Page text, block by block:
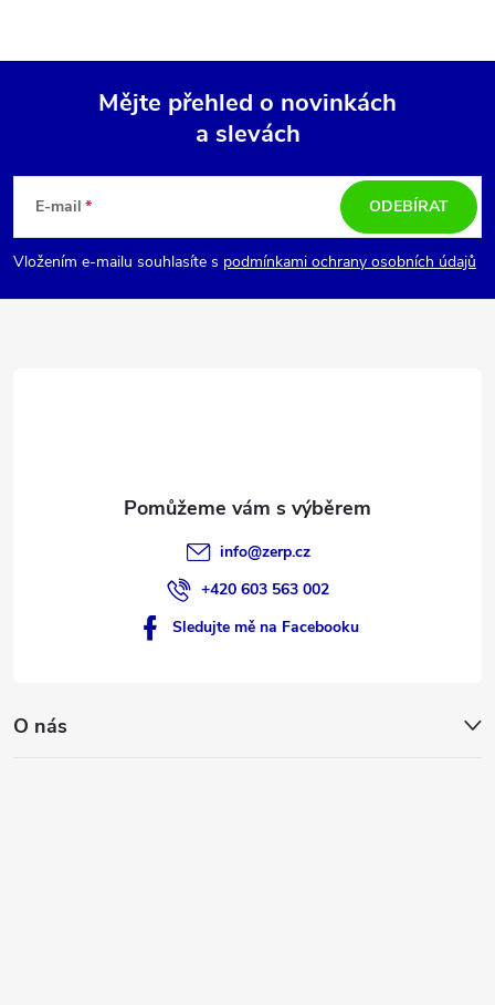
p
a
Mějte přehled o novinkách
a slevách
E-mail
Vložením e-mailu souhlasíte s podmínkami ochrany osobních údajů
ODEBÍRAT
info@zerp.cz
+420 603 563 002
Sledujte mě na Facebooku
O nás